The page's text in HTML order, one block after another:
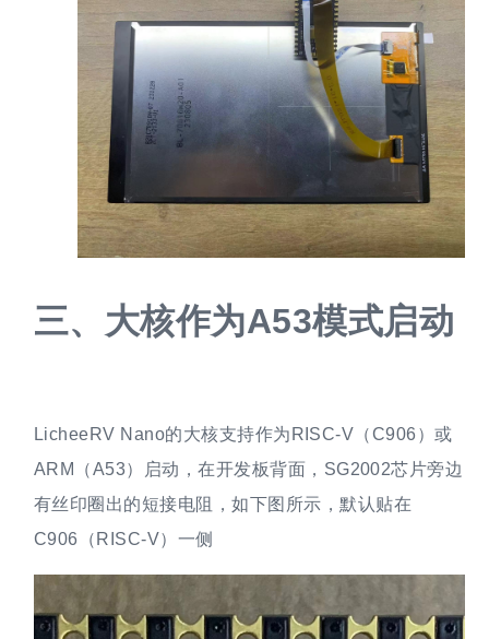
三、 大核作为A53模式启动
LicheeRV Nano的大核支持作为RISC-V（C906）或
ARM（A53）启动，在开发板背面，SG2002芯片旁边
有丝印圈出的短接电阻，如下图所示，默认贴在
C906（RISC-V）一侧